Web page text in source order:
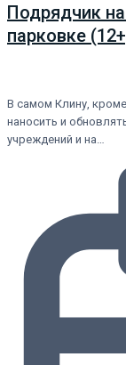
Подрядчик
парковке
В самом Клину,
наносить и
учреждений и на…